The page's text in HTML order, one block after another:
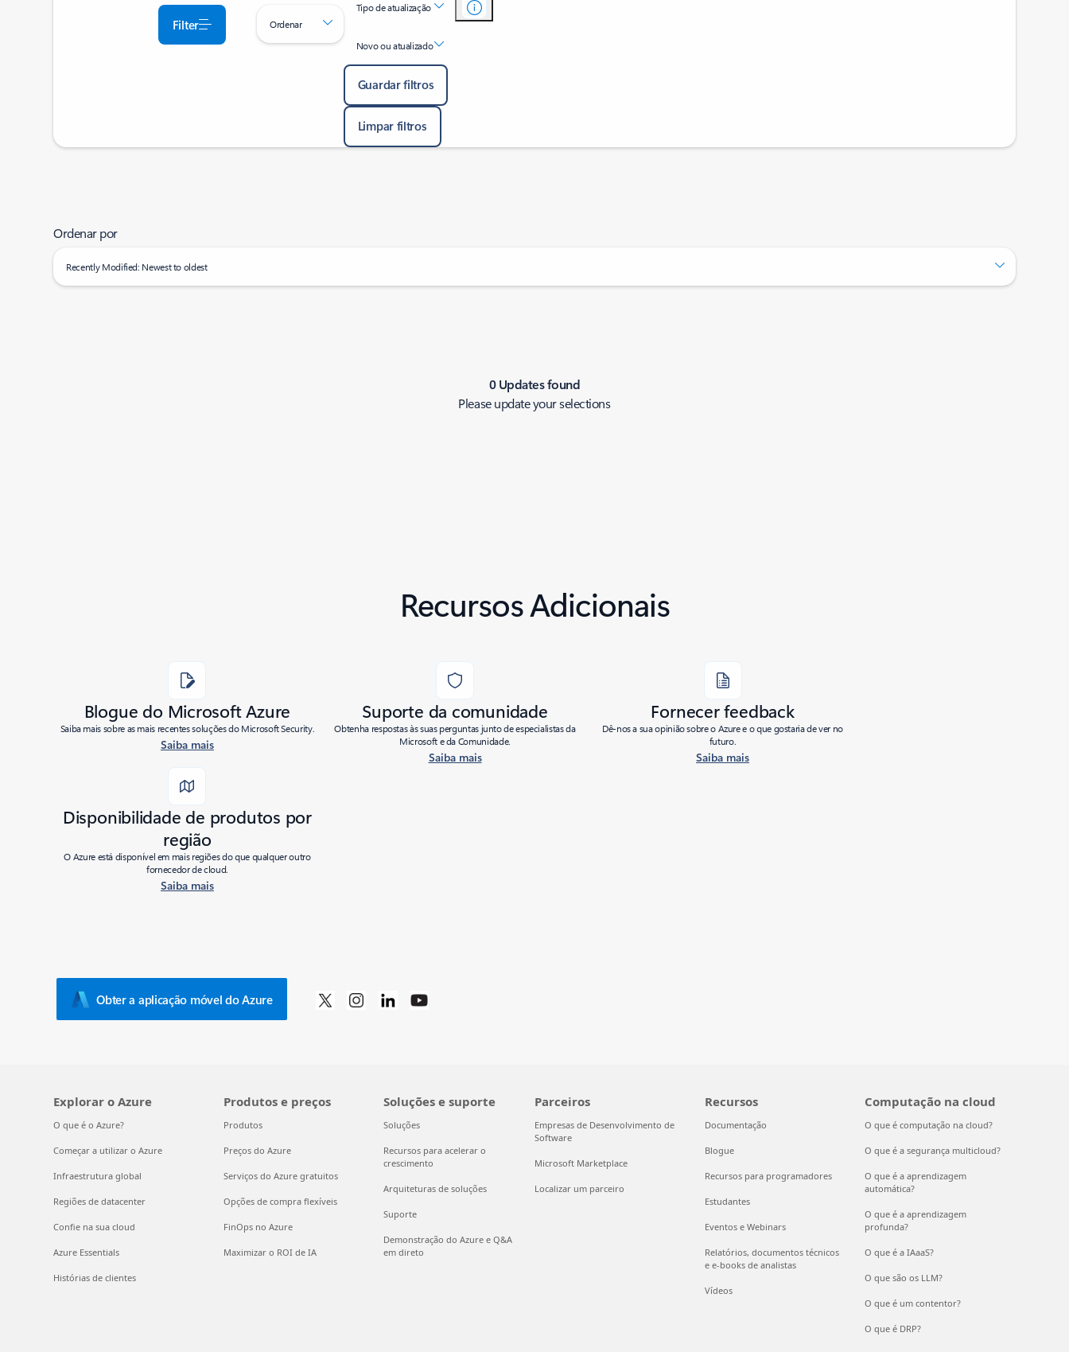
Filter Ordenar
Tipo de atualização
Novo ou atualizado
Guardar filtros
Limpar filtros
Ordenar por
Recently Modified: Newest to oldest
0 Updates found
Please update your selections
Recursos Adicionais
Blogue do Microsoft Azure
Saiba mais sobre as mais recentes soluções do Microsoft Security.
Saiba mais
Suporte da comunidade
Obtenha respostas às suas perguntas junto de especialistas da
Microsoft e da Comunidade.
Saiba mais
Fornecer feedback
Dê-nos a sua opinião sobre o Azure e o que gostaria de ver no
futuro.
Saiba mais
Disponibilidade de produtos por
região
O Azure está disponível em mais regiões do que qualquer outro
fornecedor de cloud.
Saiba mais
Obter a aplicação móvel do Azure
Explorar o Azure
O que é o Azure?
Começar a utilizar o Azure
Infraestrutura global
Regiões de datacenter
Confie na sua cloud
Azure Essentials
Histórias de clientes
Produtos e preços
Produtos
Preços do Azure
Serviços do Azure gratuitos
Opções de compra flexíveis
FinOps no Azure
Maximizar o ROI de IA
Soluções e suporte
Soluções
Recursos para acelerar o
crescimento
Arquiteturas de soluções
Suporte
Demonstração do Azure e Q&A
em direto
Parceiros
Empresas de Desenvolvimento de
Software
Microsoft Marketplace
Localizar um parceiro
Recursos
Documentação
Blogue
Recursos para programadores
Estudantes
Eventos e Webinars
Relatórios, documentos técnicos
e e-books de analistas
Vídeos
Computação na cloud
O que é computação na cloud?
O que é a segurança multicloud?
O que é a aprendizagem
automática?
O que é a aprendizagem
profunda?
O que é a IAaaS?
O que são os LLM?
O que é um contentor?
O que é DRP?